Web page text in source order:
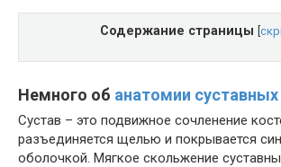
Содержание страницы
Немного об анатомии
Сустав – это подвижное сочленение
разъединяется щелью и покрывается
оболочкой. Мягкое скольжение